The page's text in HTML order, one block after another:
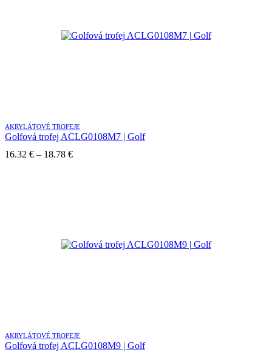
AKRYLÁTOVÉ TROFEJE
Golfová trofej ACLG0108M7 | Golf
16.32 € – 18.78 €Price
AKRYLÁTOVÉ TROFEJE
Golfová trofej ACLG0108M9 | Golf